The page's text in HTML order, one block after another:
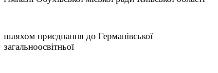
шляхом приєднання до Германівської
загальноосвітньої